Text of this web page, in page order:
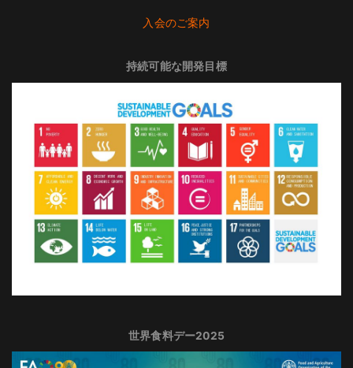
入会のご案内
持続可能な開発目標
世界食料デー2025